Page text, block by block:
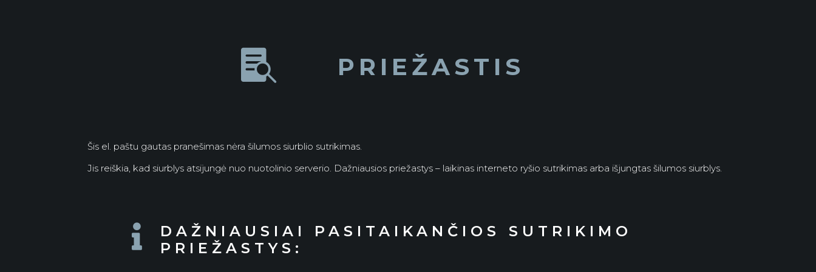
 PRIEŽASTIS
Šis el. paštu gautas pranešimas nėra šilumos siurblio sutrikimas.
Jis reiškia, kad siurblys atsijungė nuo nuotolinio serverio. Dažniausios priežastys – laikinas interneto ryšio sutrikimas arba išjungtas šilumos siurblys.

DAŽNIAUSIAI PASITAIKANČIOS SUTRIKIMO
PRIEŽASTYS: